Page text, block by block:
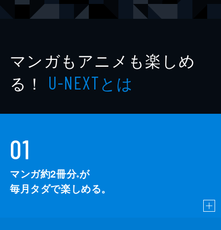
レーベル ジュールコミックス
マンガもアニメも楽しめ
る！ U-NEXTとは
01
マンガ約2冊分※が
毎月タダで楽しめる。